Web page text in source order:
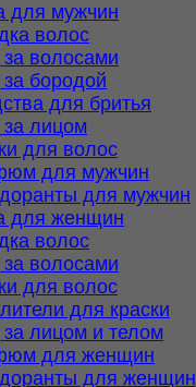
для мужчин
волос
волосами
бородой
для бритья
лицом
для волос
для мужчин
для мужчин
для женщин
волос
волосами
для волос
для краски
лицом и телом
для женщин
для женщин